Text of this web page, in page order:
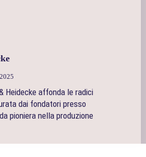
Heidecke affonda le radici
dai fondatori presso
pioniera nella produzione